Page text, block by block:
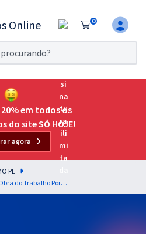
0
por 7 dias!
para o Exame da
as principais
20% em todos os
do site SÓ HOJE!
agora
PE
OGMO PE - Órgão Gestor de Mão de Obra do Trabalho Portuário Avulso do Porto de Recife e de SUAPE - Matemática para os Cargos de Nível Fundamental - Professor: Wagner Aguiar